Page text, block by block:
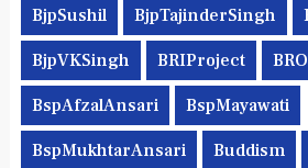
BjpSushil BjpTajinderSingh
BjpVKSingh BRIProject BRO
BspAfzalAnsari BspMayawati
BspMukhtarAnsari Buddism